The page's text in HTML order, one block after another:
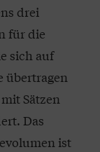
drei
für die
sich auf
übertragen
Sätzen
Das
ist